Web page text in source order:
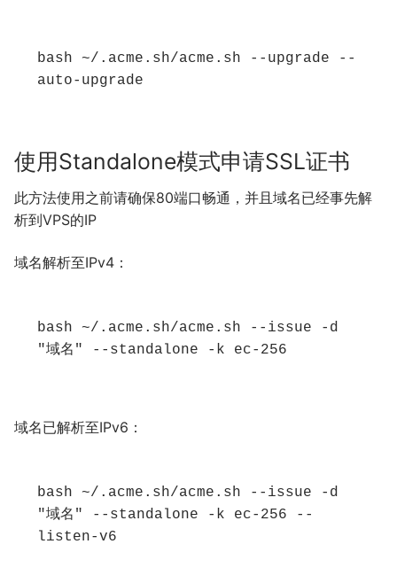
bash ~/.acme.sh/acme.sh --upgrade --
auto-upgrade
使用Standalone模式申请SSL证书
此方法使用之前请确保80端口畅通，并且域名已经事先解
析到VPS的IP
域名解析至IPv4：
bash ~/.acme.sh/acme.sh --issue -d
"域名" --standalone -k ec-256
域名已解析至IPv6：
bash ~/.acme.sh/acme.sh --issue -d
"域名" --standalone -k ec-256 --
listen-v6